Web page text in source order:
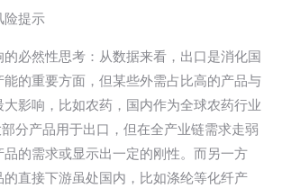
险提示
必然性思考：从数据来看，出口是消化国
的重要方面，但某些外需占比高的产品与
影响，比如农药，国内作为全球农药行业
分产品用于出口，但在全产业链需求走弱
的需求或显示出一定的刚性。而另一方
直接下游虽处国内，比如涤纶等化纤产